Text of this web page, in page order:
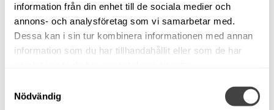
information från din enhet till de sociala medier och
annons- och analysföretag som vi samarbetar med.
Dessa kan i sin tur kombinera informationen med annan
information som du har tillhandahållit eller som de har
Nödvändig